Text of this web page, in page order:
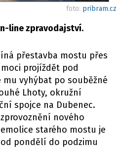
foto: pribram.cz
line zpravodajství.
přestavba mostu přes
projíždět pod
vyhýbat po souběžné
Lhoty, okružní
spojce na Dubenec.
nového
starého mostu je
pondělí do podzimu